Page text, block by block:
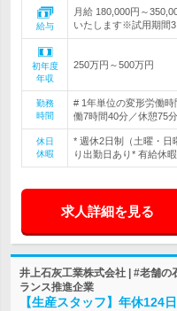
給与
月給 180,000円～
いたします※試用期間3
初年度
年収
250万円～500万円
勤務
時間
# 1年単位の変形労働
働7時間40分／休憩75
休日
休暇
* 週休2日制（土曜・
り出勤日あり* 有給休
求人詳細を見る
井上石灰工業株式会社 | #老舗
ランス推進企業
【生産スタッフ】年休124